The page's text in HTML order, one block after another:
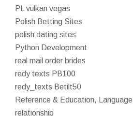
PL vulkan vegas
Polish Betting Sites
polish dating sites
Python Development
real mail order brides
redy texts PB100
redy_texts Betilt50
Reference & Education, Language
relationship